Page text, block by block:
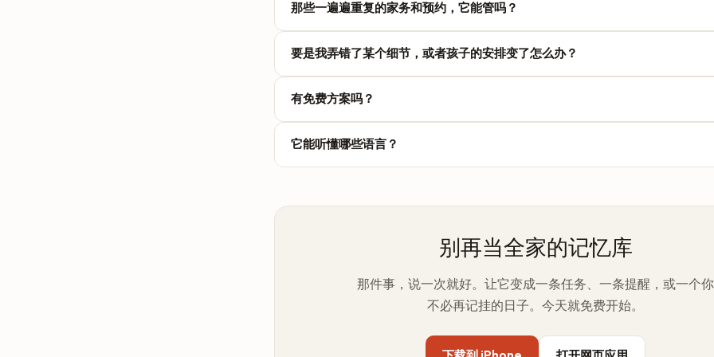
开始录音，不用解锁、不用打开应用，也不必停下手里的活。一边搅锅、一边推婴儿车
记下了。
那些一遍遍重复的家务和预约，它能管吗？
你可以给同一条任务设好几条提醒，比如看牙这件事，提前一周先提醒你一次，当天早
次。
要是我弄错了某个细节，或者孩子的安排变了怎么办？
读，所以想补充或改细节，只要录一段简短的跟进，TellDone 就会更新已有的条目。
有免费方案吗？
Reminders。付费方案（Basic、Pro、Ultra）多了更长的录音时长、AI 报告和更多集
着，需要更多再升级。
它能听懂哪些语言？
别再当全家的记忆库
那件事，说一次就好。让它变成一条任务、一条提醒，或一个你
不必再记挂的日子。今天就免费开始。